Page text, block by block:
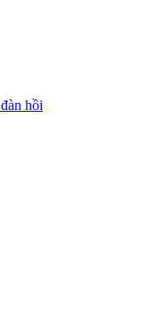
hồi